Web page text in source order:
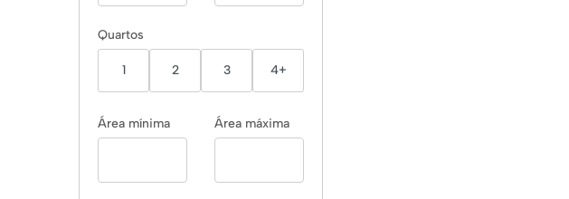
Quartos
1 2 3 4+
Área mínima Área máxima